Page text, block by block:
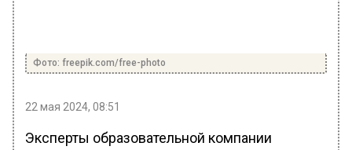
Фото: freepik.com/free-photo
22 мая 2024, 08:51
Эксперты образовательной компании